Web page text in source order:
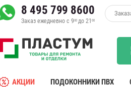
8 495 799 8600
Заказ ежедневно с 900до 2100
АКЦИИ ПОДОКОННИКИ ПВХ